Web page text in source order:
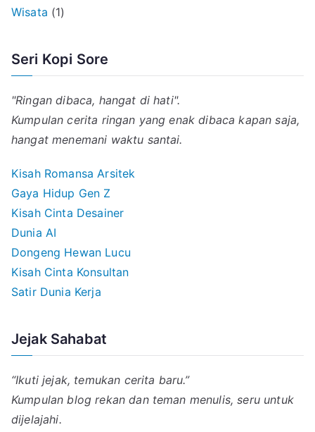
Wisata (1)
Seri Kopi Sore
"Ringan dibaca, hangat di hati".
Kumpulan cerita ringan yang enak dibaca kapan saja,
hangat menemani waktu santai.
Kisah Romansa Arsitek
Gaya Hidup Gen Z
Kisah Cinta Desainer
Dunia AI
Dongeng Hewan Lucu
Kisah Cinta Konsultan
Satir Dunia Kerja
Jejak Sahabat
“Ikuti jejak, temukan cerita baru.”
Kumpulan blog rekan dan teman menulis, seru untuk
dijelajahi.